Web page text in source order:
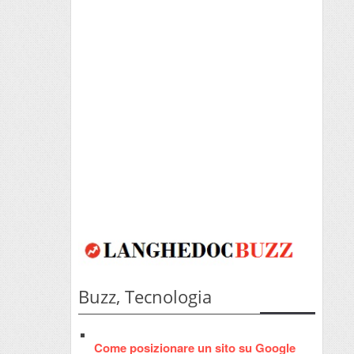
Buzz, Tecnologia
Come posizionare un sito su Google